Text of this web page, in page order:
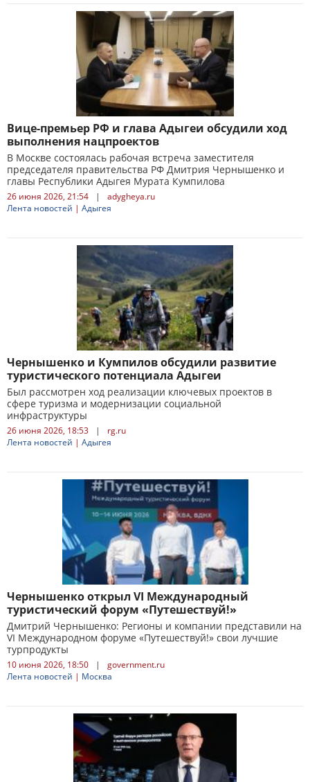
Вице-премьер РФ и глава Адыгеи обсудили ход
выполнения нацпроектов
В Москве состоялась рабочая встреча заместителя
председателя правительства РФ Дмитрия Чернышенко и
главы Республики Адыгея Мурата Кумпилова
26 июня 2026, 21:54 |
adygheya.ru
Лента новостей | Адыгея
Чернышенко и Кумпилов обсудили развитие
туристического потенциала Адыгеи
Был рассмотрен ход реализации ключевых проектов в
сфере туризма и модернизации социальной
инфраструктуры
26 июня 2026, 18:53 |
rg.ru
Лента новостей | Адыгея
Чернышенко открыл VI Международный
туристический форум «Путешествуй!»
Дмитрий Чернышенко: Регионы и компании представили на
VI Международном форуме «Путешествуй!» свои лучшие
турпродукты
10 июня 2026, 18:50 |
government.ru
Лента новостей | Москва